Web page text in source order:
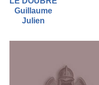
Guillaume
Julien